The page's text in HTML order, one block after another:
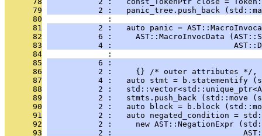
      79
2 :   panic_tree.push_back
      80
              :
      81
2 :   auto panic =
      82
6 :     AST::MacroInvocData
      83
4 :
      84
:
      85
6 :
      86
2 :     {} /* outer attributes */
      87
4 :   auto stmt = b.statementify
      88
2 :
      89
2 :   stmts.push_back (std::move
      90
2 :   auto block = b.block
      91
2 :   auto negated_condition =
      92
2 :     new AST::NegationExpr
      93
2 :